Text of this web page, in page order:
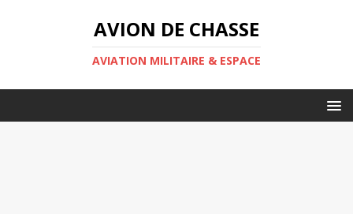
AVION DE CHASSE
AVIATION MILITAIRE & ESPACE